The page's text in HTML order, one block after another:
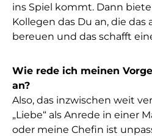
ins Spiel kommt. Dann
Kollegen das Du an, die das
bereuen und das schafft
Wie rede ich meinen
an?
Also, das inzwischen weit
„Liebe“ als Anrede in einer
oder meine Chefin ist